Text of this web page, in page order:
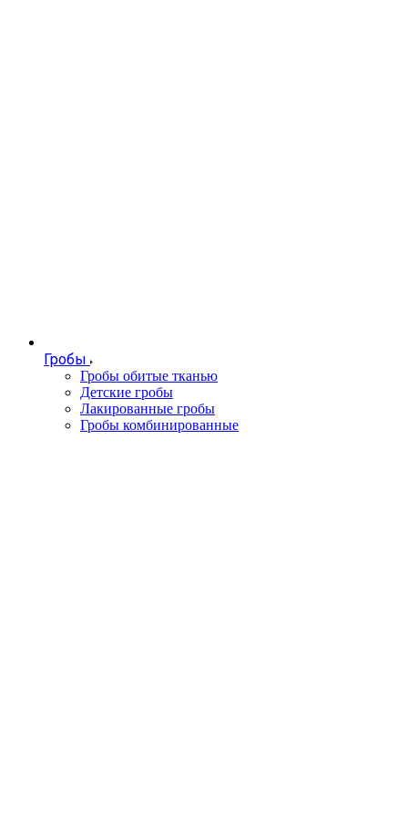
Гробы
Гробы обитые тканью
Детские гробы
Лакированные гробы
Гробы комбинированные